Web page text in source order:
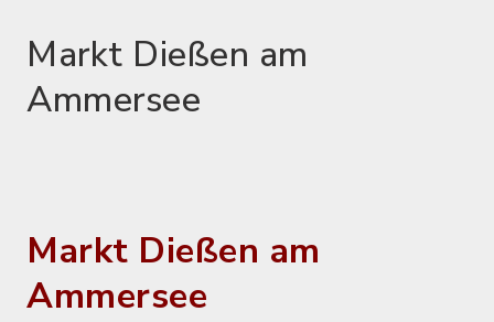
Markt Dießen am
Ammersee
Markt Dießen am
Ammersee